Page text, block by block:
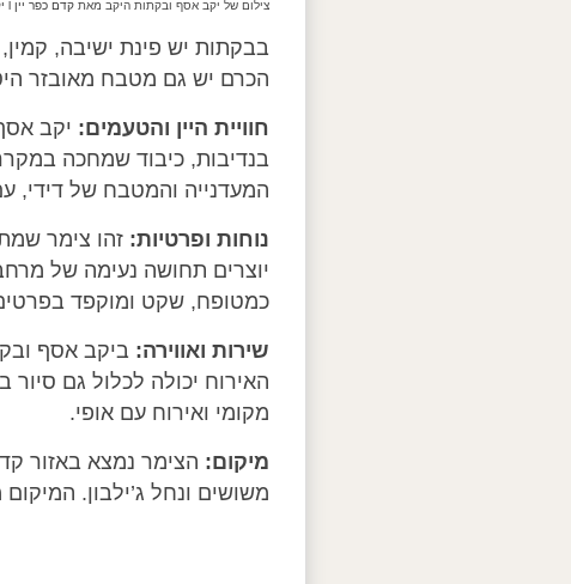
צילום של יקב אסף ובקתות היקב מאת קדם כפר יין l יקב אסף ב-Google Maps
הכרם יש גם מטבח מאובזר
חוויית היין והטעמים: יקב
בנדיבות, כיבוד שמחכה
המעדנייה והמטבח של דידי,
נוחות ופרטיות: זהו צימר
יוצרים תחושה נעימה של
כמטופח, שקט ומוקפד
שירות ואווירה: ביקב אסף
האירוח יכולה לכלול גם
מקומי ואירוח עם אופי.
מיקום:
משושים ונחל ג’ילבון.